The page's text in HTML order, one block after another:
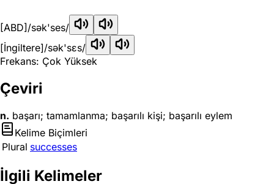
[ABD] /sək'ses/
[İngiltere]/sək'sɛs/
Frekans: Çok Yüksek
Çeviri
n. başarı; tamamlanma; başarılı kişi; başarılı eylem
Kelime Biçimleri
Plural successes
İlgili Kelimeler